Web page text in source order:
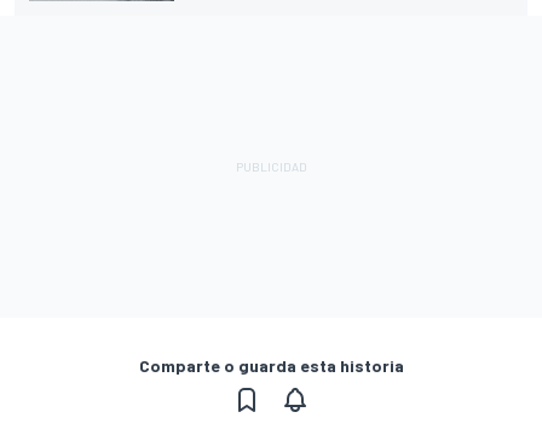
Comparte o guarda esta historia